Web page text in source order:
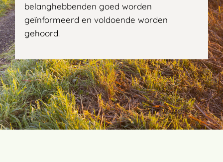
belanghebbenden goed worden
geïnformeerd en voldoende worden
gehoord.